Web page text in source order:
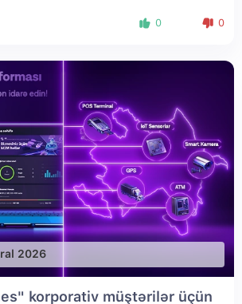
0 0
2026
korporativ müştərilər üçün